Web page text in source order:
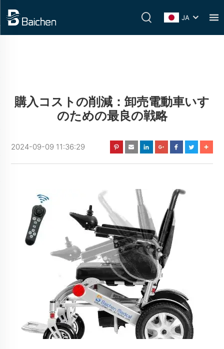
JA
購入コストの削減：卸売電動車いす
のための最良の戦略
2024-09-09 11:36:29